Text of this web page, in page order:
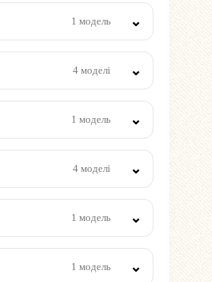
1 модель
4 моделі
1 модель
4 моделі
1 модель
1 модель